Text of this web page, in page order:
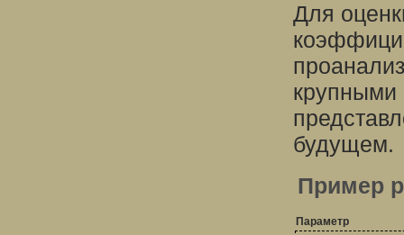
Для
крупными
будущем.
Пример
Параметр